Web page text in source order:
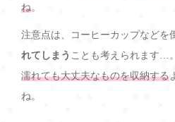
ね。
注意点は、コーヒーカップなどを
れてしまう ことも考えられます…。
濡れても大丈夫なものを収納する
ね。